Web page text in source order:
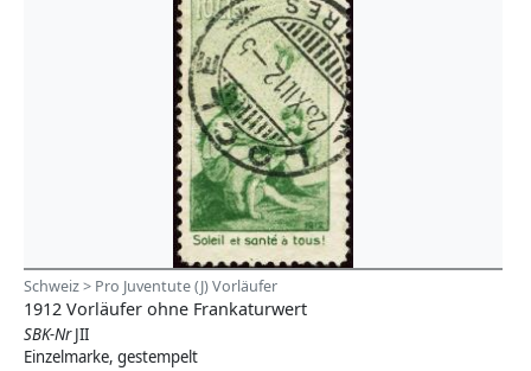
Schweiz > Pro Juventute (J) Vorläufer
1912 Vorläufer ohne Frankaturwert
SBK-NrJII
Einzelmarke, gestempelt